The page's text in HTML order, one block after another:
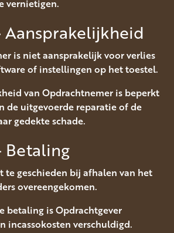
vernietigen.
is niet aansprakelijk voor verlies
of instellingen op het toestel.
van Opdrachtnemer is beperkt
de uitgevoerde reparatie of de
gedekte schade.
Betaling
te geschieden bij afhalen van het
overeengekomen.
betaling is Opdrachtgever
incassokosten verschuldigd.